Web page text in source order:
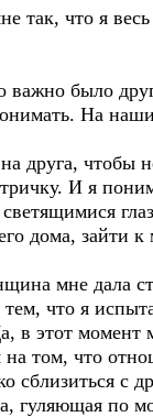
так, что я весь
было
На
друга, чтобы
И я
дома, зайти к
мне дала
тем, что я
в этот момент
том, что
сблизиться с
гуляющая по